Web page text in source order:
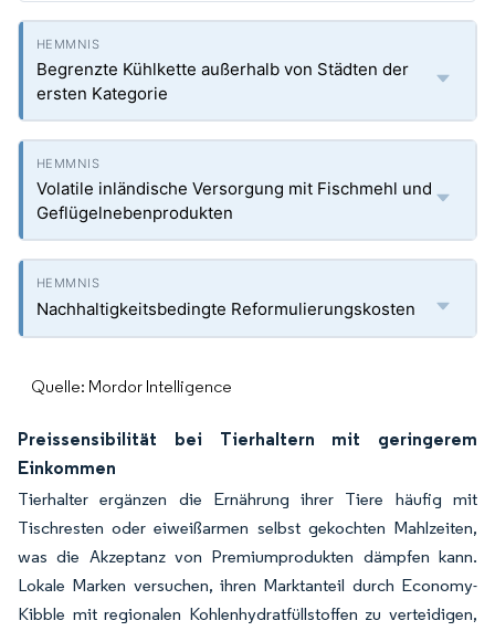
Begrenzte Kühlkette außerhalb von Städten der
ersten Kategorie
Volatile inländische Versorgung mit Fischmehl und
Geflügelnebenprodukten
Nachhaltigkeitsbedingte Reformulierungskosten
Quelle: Mordor Intelligence
Preissensibilität bei Tierhaltern mit geringerem
Einkommen
Tierhalter ergänzen die Ernährung ihrer Tiere häufig mit
Tischresten oder eiweißarmen selbst gekochten Mahlzeiten,
was die Akzeptanz von Premiumprodukten dämpfen kann.
Lokale Marken versuchen, ihren Marktanteil durch Economy-
Kibble mit regionalen Kohlenhydratfüllstoffen zu verteidigen,